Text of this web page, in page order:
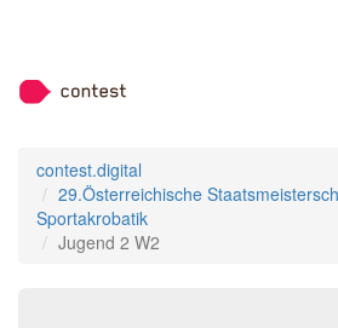
contest.digital
29.Österreichische
Sportakrobatik
Jugend 2 W2